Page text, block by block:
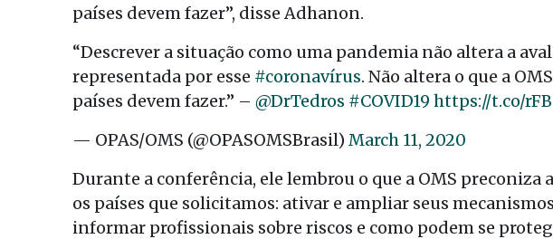
países devem fazer”, disse Adhanon.
“Descrever a situação como uma pandemia não altera a
representada por esse #coronavírus. Não altera o que a
países devem fazer.” – @DrTedros #COVID19 https://t.co/
— OPAS/OMS (@OPASOMSBrasil) March 11, 2020
Durante a conferência, ele lembrou o que a OMS preconiza
os países que solicitamos: ativar e ampliar seus
informar profissionais sobre riscos e como podem se